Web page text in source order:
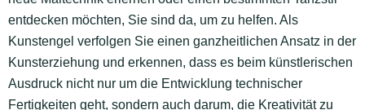
entdecken möchten, Sie sind da, um zu helfen. Als
Kunstengel verfolgen Sie einen ganzheitlichen Ansatz in der
Kunsterziehung und erkennen, dass es beim künstlerischen
Ausdruck nicht nur um die Entwicklung technischer
Fertigkeiten geht, sondern auch darum, die Kreativität zu